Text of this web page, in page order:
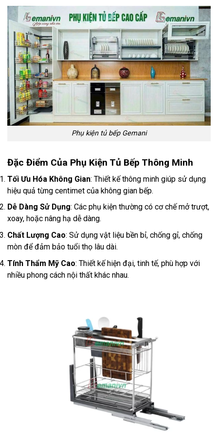
Phụ kiện tủ bếp Gemani
Đặc Điểm Của Phụ Kiện Tủ Bếp Thông Minh
Tối Ưu Hóa Không Gian: Thiết kế thông minh giúp sử dụng
hiệu quả từng centimet của không gian bếp.
Dễ Dàng Sử Dụng: Các phụ kiện thường có cơ chế mở trượt,
xoay, hoặc nâng hạ dễ dàng.
Chất Lượng Cao: Sử dụng vật liệu bền bỉ, chống gỉ, chống
mòn để đảm bảo tuổi thọ lâu dài.
Tính Thẩm Mỹ Cao: Thiết kế hiện đại, tinh tế, phù hợp với
nhiều phong cách nội thất khác nhau.